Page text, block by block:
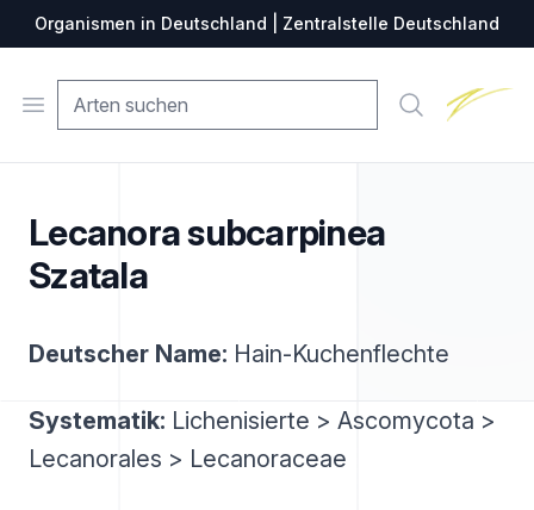
Organismen in Deutschland | Zentralstelle Deutschland
Open menu Suche
Lecanora subcarpinea
Szatala
Deutscher Name: Hain-Kuchenflechte
Systematik: Lichenisierte > Ascomycota >
Lecanorales > Lecanoraceae